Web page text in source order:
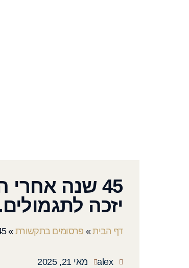
45 שנה
יזכה
דף הבית» פרסומים בתקשורת»45 שנה אחרי המלחמה: הלום
alex מאי 21, 2025